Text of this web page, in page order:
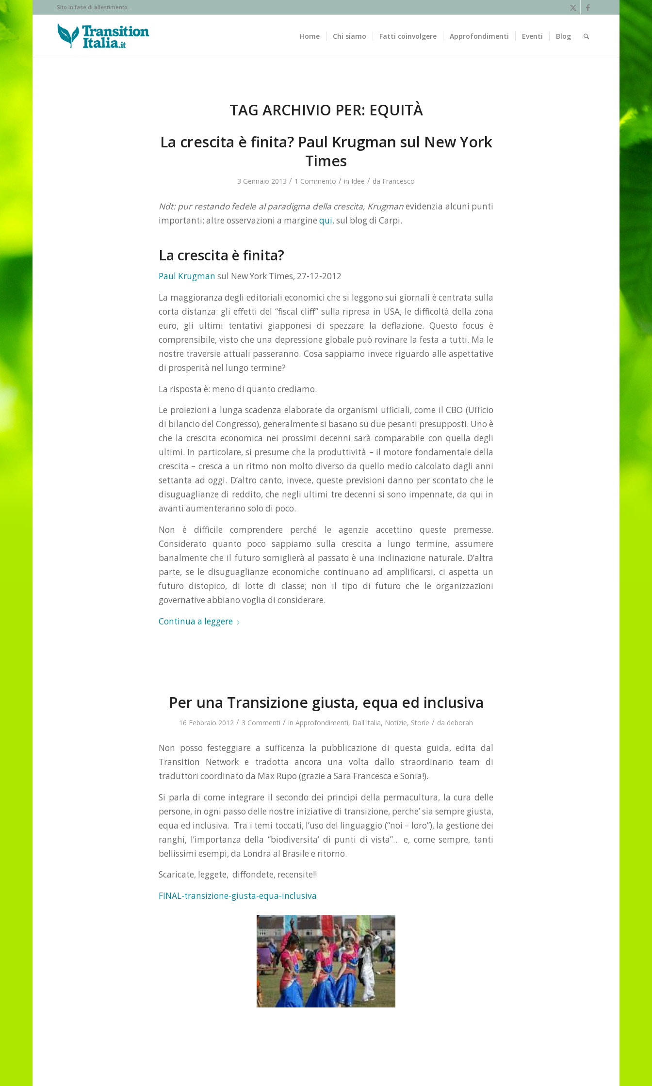
Sito in fase di allestimento...
Home Chi siamo Fatti coinvolgere Approfondimenti Eventi Blog
TAG ARCHIVIO PER: EQUITÀ
La crescita è finita? Paul Krugman sul New York
Times
3 Gennaio 2013 / 1 Commento / in Idee / da Francesco
Ndt: pur restando fedele al paradigma della crescita, Krugmanevidenzia alcuni punti
importanti; altre osservazioni a margine qui, sul blog di Carpi.
La crescita è finita?
Paul Krugman sul New York Times, 27-12-2012
La maggioranza degli editoriali economici che si leggono sui giornali è centrata sulla
corta distanza: gli effetti del “fiscal cliff” sulla ripresa in USA, le difficoltà della zona
euro, gli ultimi tentativi giapponesi di spezzare la deflazione. Questo focus è
comprensibile, visto che una depressione globale può rovinare la festa a tutti. Ma le
nostre traversie attuali passeranno. Cosa sappiamo invece riguardo alle aspettative
di prosperità nel lungo termine?
La risposta è: meno di quanto crediamo.
Le proiezioni a lunga scadenza elaborate da organismi ufficiali, come il CBO (Ufficio
di bilancio del Congresso), generalmente si basano su due pesanti presupposti. Uno è
che la crescita economica nei prossimi decenni sarà comparabile con quella degli
ultimi. In particolare, si presume che la produttività – il motore fondamentale della
crescita – cresca a un ritmo non molto diverso da quello medio calcolato dagli anni
settanta ad oggi. D’altro canto, invece, queste previsioni danno per scontato che le
disuguaglianze di reddito, che negli ultimi tre decenni si sono impennate, da qui in
avanti aumenteranno solo di poco.
Non è difficile comprendere perché le agenzie accettino queste premesse.
Considerato quanto poco sappiamo sulla crescita a lungo termine, assumere
banalmente che il futuro somiglierà al passato è una inclinazione naturale. D’altra
parte, se le disuguaglianze economiche continuano ad amplificarsi, ci aspetta un
futuro distopico, di lotte di classe; non il tipo di futuro che le organizzazioni
governative abbiano voglia di considerare.
Continua a leggere
Per una Transizione giusta, equa ed inclusiva
16 Febbraio 2012 / 3 Commenti / in Approfondimenti, Dall'Italia, Notizie, Storie / da deborah
Non posso festeggiare a sufficenza la pubblicazione di questa guida, edita dal
Transition Network e tradotta ancora una volta dallo straordinario team di
traduttori coordinato da Max Rupo (grazie a Sara Francesca e Sonia!).
Si parla di come integrare il secondo dei principi della permacultura, la cura delle
persone, in ogni passo delle nostre iniziative di transizione, perche’ sia sempre giusta,
equa ed inclusiva. Tra i temi toccati, l’uso del linguaggio (“noi – loro”), la gestione dei
ranghi, l’importanza della “biodiversita’ di punti di vista”… e, come sempre, tanti
bellissimi esempi, da Londra al Brasile e ritorno.
Scaricate, leggete, diffondete, recensite!!
FINAL-transizione-giusta-equa-inclusiva